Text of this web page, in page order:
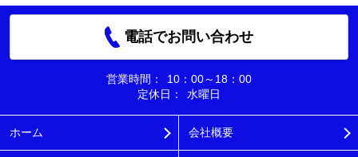
電話でお問い合わせ
営業時間：
10：00～18：00
定休日：
水曜日
ホーム 会社概要